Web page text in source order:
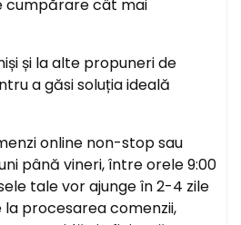
cumpărare cât mai
și la alte propuneri de
a găsi soluția ideală
online non-stop sau
până vineri, între orele 9:00
tale vor ajunge în 2-4 zile
procesarea comenzii,